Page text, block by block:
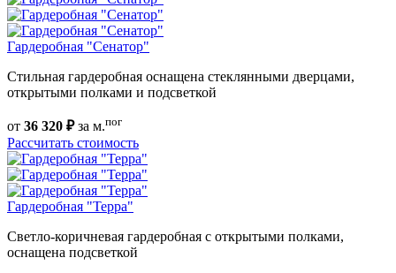
Гардеробная "Сенатор"
Стильная гардеробная оснащена стеклянными дверцами,
открытыми полками и подсветкой
от 36 320 ₽за м.пог
Рассчитать стоимость
Гардеробная "Терра"
Светло-коричневая гардеробная с открытыми полками,
оснащена подсветкой